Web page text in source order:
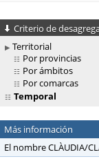
Criterio de
Territorial
Por provincias
Por ámbitos
Por comarcas
Temporal
Más información
El nombre CLÀUDIA/